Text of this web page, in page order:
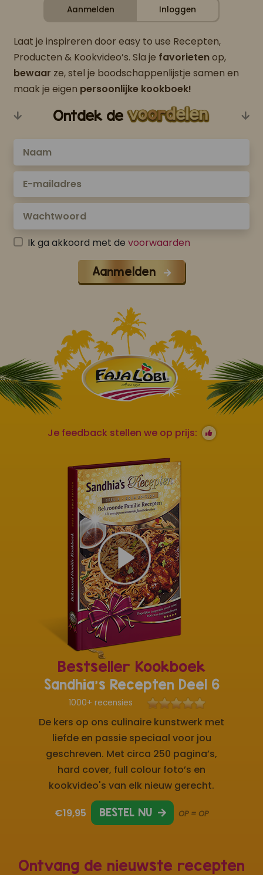
Aanmelden Inloggen
Laat je inspireren door easy to use Recepten,
Producten & Kookvideo’s. Sla je favorietenop,
bewaar ze, stel je boodschappenlijstje samen en
maak je eigen persoonlijke kookboek!
Ontdek de
Ik ga akkoord met de voorwaarden
Aanmelden
Ontvang de nieuwste recepten
Je feedback stellen we op prijs:
Bestseller Kookboek
Sandhia's Recepten Deel 6
1000+ recensies
De kers op ons culinaire kunstwerk met
liefde en passie speciaal voor jou
geschreven. Met circa 250 pagina’s,
hard cover, full colour foto’s en
kookvideo's van elk nieuw gerecht.
€19,95 BESTEL NU OP = OP